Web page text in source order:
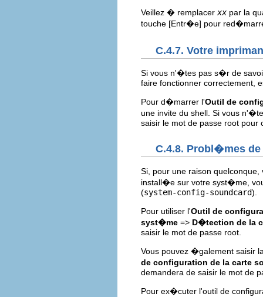
Veillez � remplacer xx par la
touche [Entr�e] pour
C.4.7. Votre
Si vous n'�tes pas s�r de
faire fonctionner correctement,
Pour d�marrer l'Outil de
une invite du shell. Si vous
saisir le mot de passe root pour
C.4.8. Probl�mes
Si, pour une raison
install�e sur votre syst�me,
(system-config-soundcard).
Pour utiliser l'Outil de
syst�me => D�tection de la
saisir le mot de passe root.
Vous pouvez �galement saisir
de configuration de la carte
demandera de saisir le mot de
Pour ex�cuter l'outil de